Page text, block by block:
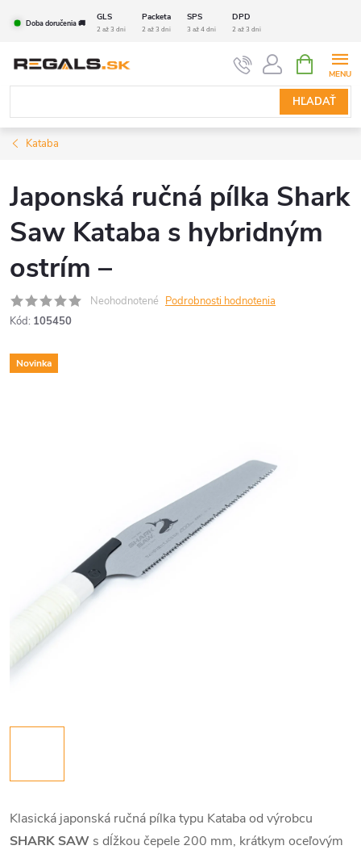
Doba doručenia 🚚
GLS Packeta SPS DPD
2 až 3 dni 2 až 3 dni 3 až 4 dni 2 až 3 dni
HĽADAŤ
KOŠÍK
Kataba
Japonská ručná pílka Shark
Saw Kataba s hybridným
ostrím –
Neohodnotené Podrobnosti hodnotenia
Kód: 105450
Novinka
Klasická japonská ručná pílka typu Kataba od výrobcu
SHARK SAW s dĺžkou čepele 200 mm, krátkym oceľovým